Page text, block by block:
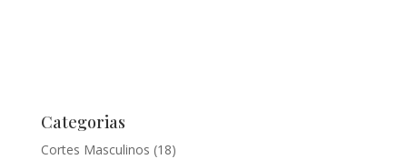
Categorias
Cortes Masculinos (18)